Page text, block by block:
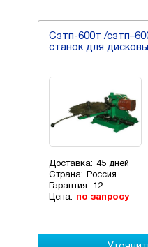
Cзтп-600т /
станок для
Доставка: 45 дней
Страна:
Россия
Гарантия:
12
Цена:
по запросу